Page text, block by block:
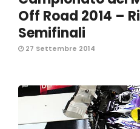
Off Road 2014 –
Semifinali
27 Settembre 2014